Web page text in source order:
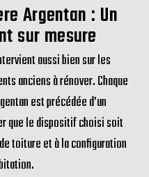
Argentan : Un
sur mesure
aussi bien sur les
anciens à rénover. Chaque
est précédée d’un
que le dispositif choisi soit
toiture et à la configuration